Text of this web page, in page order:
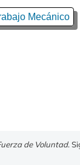
Mecánico
de Voluntad.